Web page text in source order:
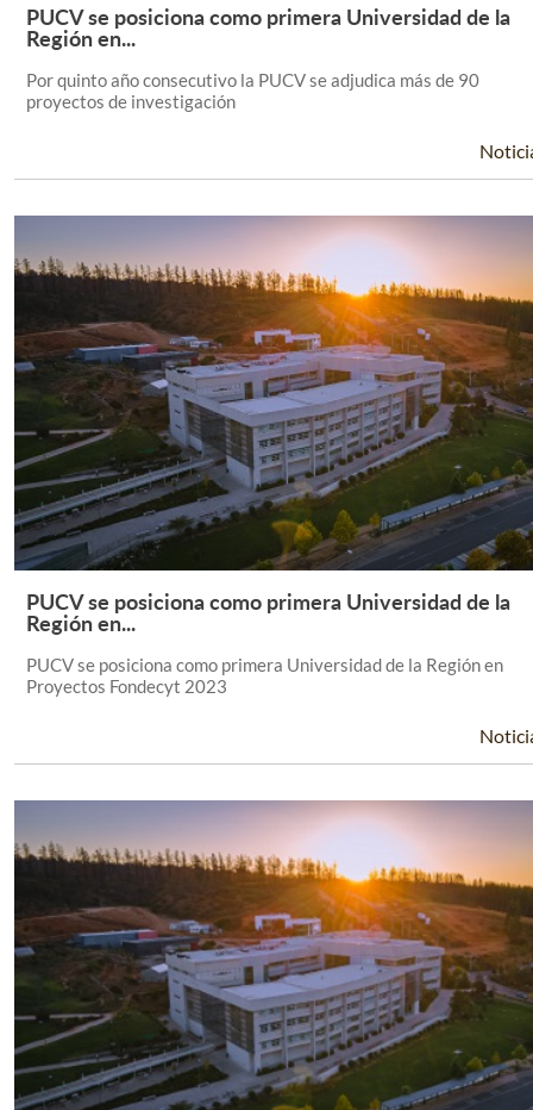
Leer Más +
PUCV se posiciona como primera Universidad de la
Región en...
Por quinto año consecutivo la PUCV se adjudica más de 90
proyectos de investigación
Leer Más +
PUCV se posiciona como primera Universidad de la
Región en...
PUCV se posiciona como primera Universidad de la Región en
Proyectos Fondecyt 2023